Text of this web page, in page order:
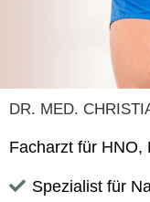
DR. MED.
Facharzt für HNO,
Spezialist für